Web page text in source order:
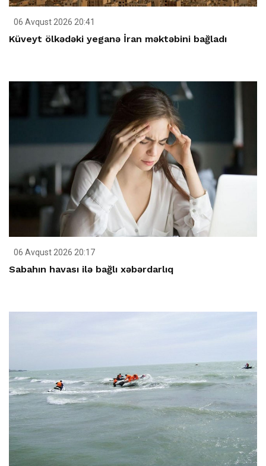
06 Avqust 2026 20:41
Küveyt ölkədəki yeganə İran məktəbini bağladı
06 Avqust 2026 20:17
Sabahın havası ilə bağlı xəbərdarlıq